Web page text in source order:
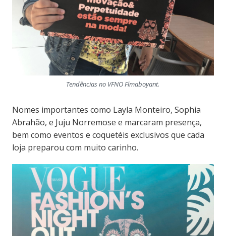
Tendências no VFNO Flmaboyant.
Nomes importantes como Layla Monteiro, Sophia
Abrahão, e Juju Norremose e marcaram presença,
bem como eventos e coquetéis exclusivos que cada
loja preparou com muito carinho.